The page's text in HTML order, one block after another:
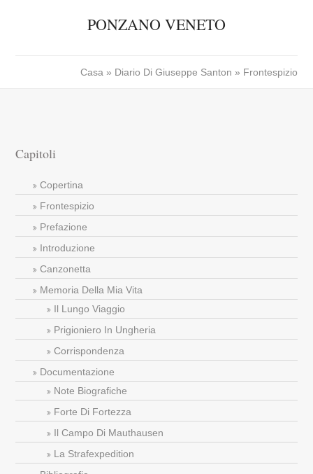
PONZANO VENETO
Casa » Diario Di Giuseppe Santon » Frontespizio
Capitoli
Copertina
Frontespizio
Prefazione
Introduzione
Canzonetta
Memoria Della Mia Vita
Il Lungo Viaggio
Prigioniero In Ungheria
Corrispondenza
Documentazione
Note Biografiche
Forte Di Fortezza
Il Campo Di Mauthausen
La Strafexpedition